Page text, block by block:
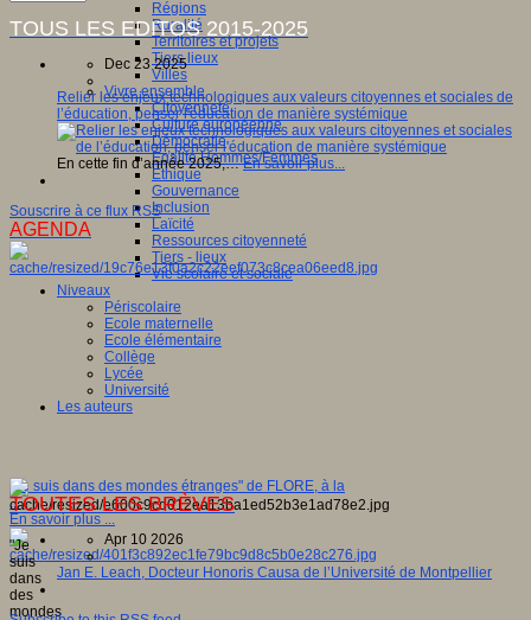
Régions
Ruralité
Territoires et projets
Tiers lieux
Villes
Vivre ensemble
Citoyenneté
Culture européenne
Démocratie
Egalité Hommes/Femmes
Ethique
Gouvernance
Inclusion
Laïcité
Ressources citoyenneté
Tiers - lieux
Vie scolaire et sociale
Niveaux
Périscolaire
Ecole maternelle
Ecole élémentaire
Collège
Lycée
Université
Les auteurs
TOUS LES EDITOS 2015-2025
Dec 23 2025
Relier les enjeux technologiques aux valeurs citoyennes et sociales de
l’éducation, penser l'éducation de manière systémique
En cette fin d’année 2025,…En savoir plus...
Souscrire à ce flux RSS
AGENDA
"Je suis dans des mondes étranges" de FLORE, à la
...
En savoir plus ...
"Je
suis
dans
des
mondes
TOUTES LES BRÈVES
Apr 10 2026
Jan E. Leach, Docteur Honoris Causa de l’Université de Montpellier